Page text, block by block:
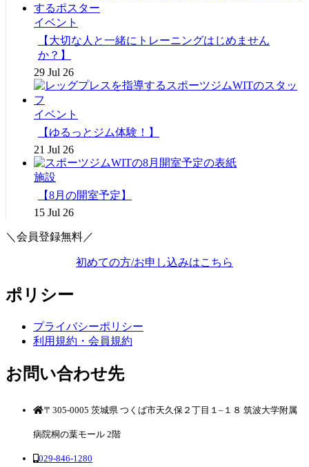
イベント
【大切な人と一緒にトレーニングはじめません
か？】
29 Jul 26
イベント
【ゆるっとジム体験！】
21 Jul 26
施設
【8月の開室予定】
15 Jul 26
＼会員登録無料／
初めての方/お申し込みはこちら
ポリシー
プライバシーポリシー
利用規約・会員規約
お問い合わせ先
〒305-0005 茨城県 つくば市天久保２丁目１–１８ 筑波大学附属
病院桐の葉モール 2階
029-846-1280